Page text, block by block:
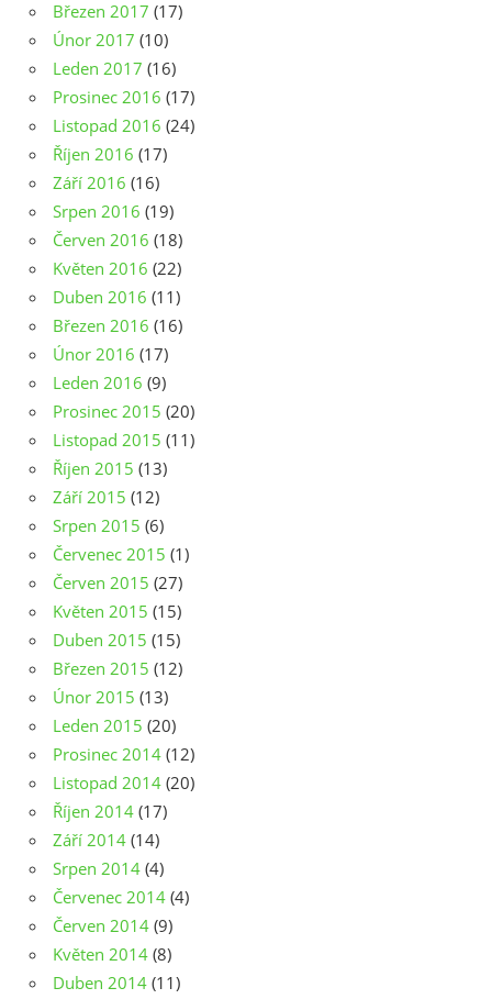
Březen 2017 (17)
Únor 2017 (10)
Leden 2017 (16)
Prosinec 2016 (17)
Listopad 2016 (24)
Říjen 2016 (17)
Září 2016 (16)
Srpen 2016 (19)
Červen 2016 (18)
Květen 2016 (22)
Duben 2016 (11)
Březen 2016 (16)
Únor 2016 (17)
Leden 2016 (9)
Prosinec 2015 (20)
Listopad 2015 (11)
Říjen 2015 (13)
Září 2015 (12)
Srpen 2015 (6)
Červenec 2015 (1)
Červen 2015 (27)
Květen 2015 (15)
Duben 2015 (15)
Březen 2015 (12)
Únor 2015 (13)
Leden 2015 (20)
Prosinec 2014 (12)
Listopad 2014 (20)
Říjen 2014 (17)
Září 2014 (14)
Srpen 2014 (4)
Červenec 2014 (4)
Červen 2014 (9)
Květen 2014 (8)
Duben 2014 (11)